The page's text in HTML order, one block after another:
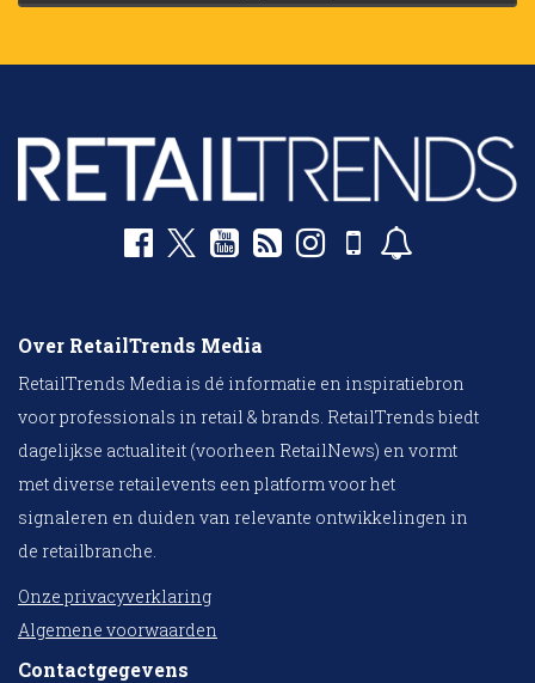
Over RetailTrends Media
RetailTrends Media is dé informatie en inspiratiebron
voor professionals in retail & brands. RetailTrends biedt
dagelijkse actualiteit (voorheen RetailNews) en vormt
met diverse retailevents een platform voor het
signaleren en duiden van relevante ontwikkelingen in
de retailbranche.
Onze privacyverklaring
Algemene voorwaarden
Contactgegevens